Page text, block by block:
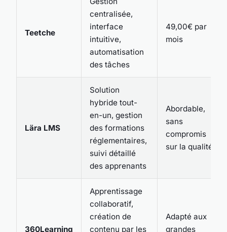
Teetche
centralisée,
interface
intuitive,
automatisation
des tâches
49,00€ par
mois
Lära LMS
Solution
hybride tout-
en-un, gestion
des formations
réglementaires,
suivi détaillé
des apprenants
Abordable,
sans
compromis
sur la qualité
360Learning
Apprentissage
collaboratif,
création de
contenu par les
Adapté aux
grandes